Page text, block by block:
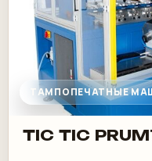
ТАМПОПЕЧАТНЫЕ
TIC TIC